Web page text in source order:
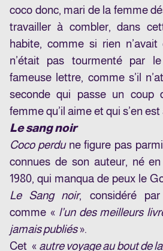
coco donc, mari de la femme
travailler à combler, dans
habite, comme si rien n’avait
n’était pas tourmenté par
fameuse lettre, comme s’il
seconde qui passe un coup
femme qu’il aime et qui s’en est
Le sang noir
Coco perdune figure pas
connues de son auteur, né
1980, qui manqua de peux le
Le Sang noir, considéré
comme « l’un des meilleurs
jamais publiés».
Cet « autre voyage au bout de